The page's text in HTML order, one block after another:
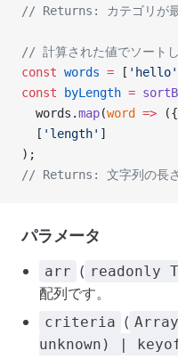
// Returns: カテゴリが最
// 計算された値でソートし
const words = [ 'hello'
const byLength =
  words.
map(word => ({
  [
'length' ]
);
// Returns: 文字列の長さ
パラメータ
arr ( readonly
配列です。
criteria (
unknown) |